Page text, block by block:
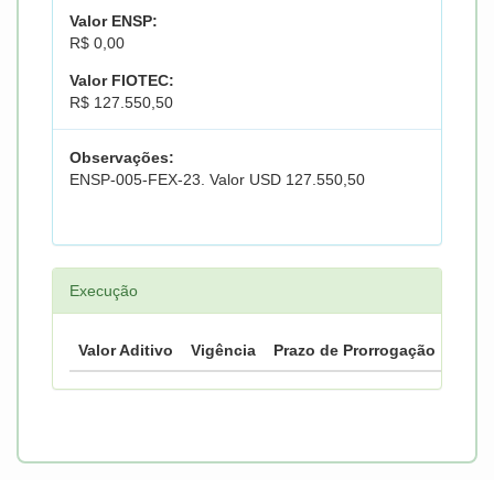
Valor ENSP:
R$ 0,00
Valor FIOTEC:
R$ 127.550,50
Observações:
ENSP-005-FEX-23. Valor USD 127.550,50
Execução
Valor Aditivo Vigência Prazo de Prorrogação